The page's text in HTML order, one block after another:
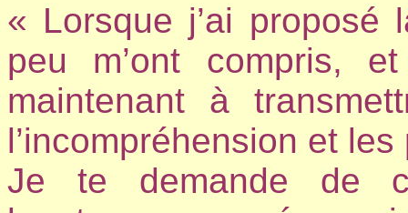
« Lorsque j’ai
peu m’ont compris,
maintenant à
l’incompréhension et
Je te demande de